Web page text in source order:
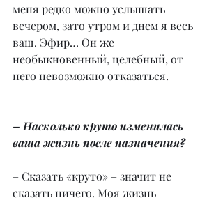
меня редко можно услышать
вечером, зато утром и днем я весь
ваш. Эфир… Он же
необыкновенный, целебный, от
него невозможно отказаться.
– Насколько круто изменилась
ваша жизнь после назначения?
– Сказать «круто» – значит не
сказать ничего. Моя жизнь